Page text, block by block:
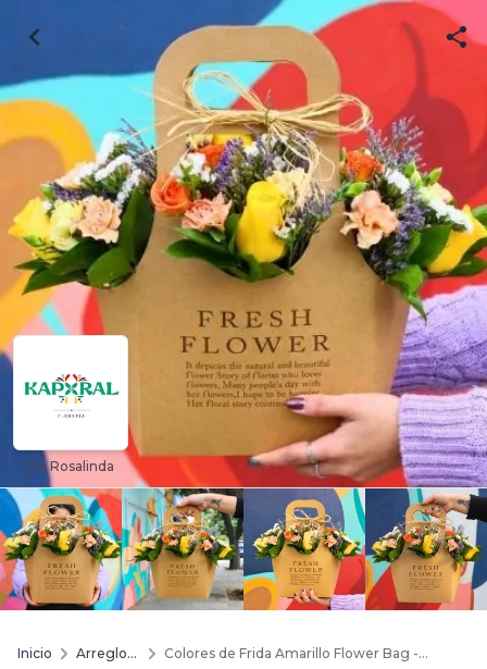
De Rosalinda
Inicio
Arreglos
Colores de Frida Amarillo Flower Bag -